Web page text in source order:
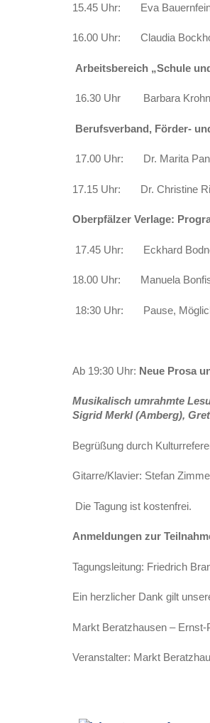
15.45 Uhr: Eva
16.00 Uhr: Claudia
Arbeitsbereich „Schule
16.30 Uhr Barbara Krohn:
Berufsverband, Förder-
17.00 Uhr: Dr. Marita
17.15 Uhr: Dr. Christine
Oberpfälzer Verlage:
17.45 Uhr: Eckhard
18.00 Uhr: Manuela
18:30 Uhr: Pause,
Ab 19:30 Uhr: Neue Prosa
Musikalisch umrahmte
Sigrid Merkl (Amberg),
Begrüßung durch
Gitarre/Klavier: Stefan
Die Tagung ist kostenfrei.
Anmeldungen zur
Tagungsleitung: Friedrich
Ein herzlicher Dank gilt
Markt Beratzhausen –
Veranstalter: Markt